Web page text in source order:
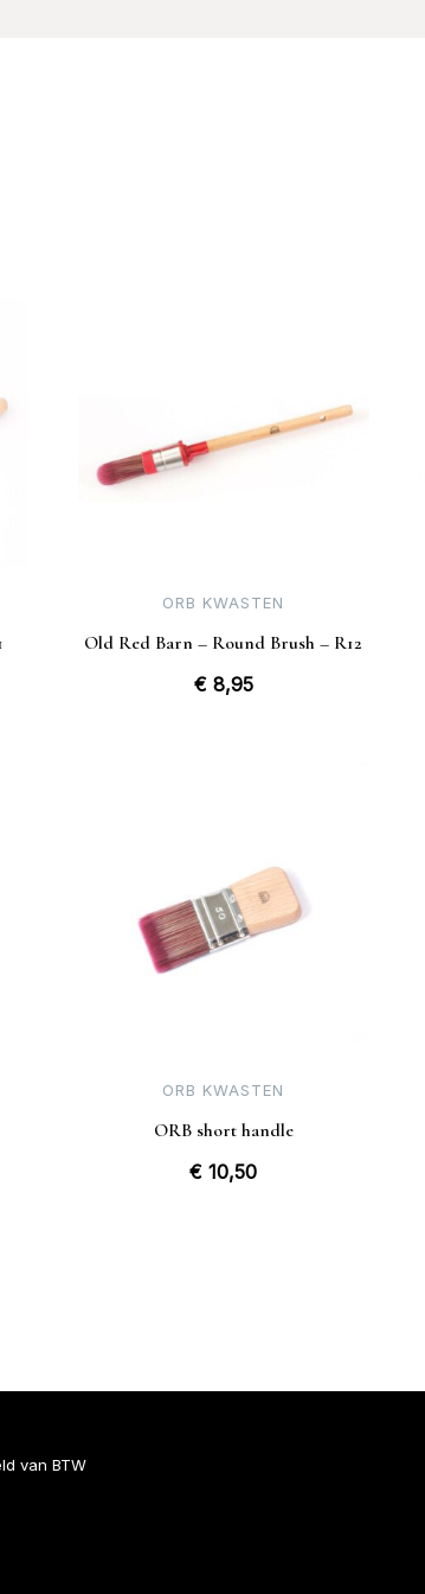
ORB KWASTEN
Old Red Barn – Round Brush – R12
€8,95
ORB KWASTEN
ORB short handle
€ 10,50
van BTW